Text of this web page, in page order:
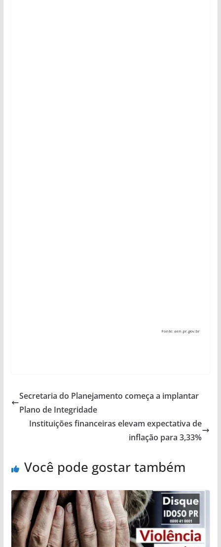
Fonte: aen.pr.gov.br
Secretaria do Planejamento começa a implantar
Plano de Integridade
Instituições financeiras elevam expectativa de
inflação para 3,33%
Você pode gostar também